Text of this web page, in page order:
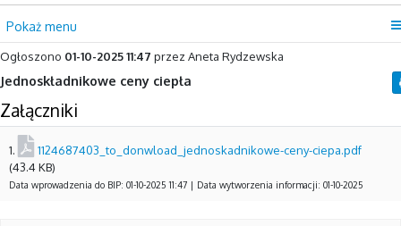
Pokaż menu
Ogłoszono 01-10-2025 11:47 przez Aneta Rydzewska
Jednoskładnikowe ceny ciepła
Załączniki
1.
1124687403_to_donwload_jednoskadnikowe-ceny-ciepa.pdf
(43.4 KB)
Data wprowadzenia do BIP: 01-10-2025 11:47 | Data wytworzenia informacji: 01-10-2025